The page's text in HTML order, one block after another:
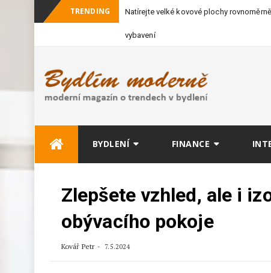
TRENDING Natírejte velké kovové plochy
vybavení
BYDLENÍ FINANCE
Zlepšete vzhled, ale i
obývacího pokoje
Kovář Petr 7.5.2024